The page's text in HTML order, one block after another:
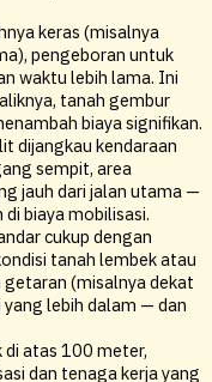
keras (misalnya
pengeboran untuk
waktu lebih lama. Ini
tanah gembur
biaya signifikan.
dijangkau kendaraan
sempit, area
jauh dari jalan utama —
biaya mobilisasi.
cukup dengan
tanah lembek atau
getaran (misalnya dekat
lebih dalam — dan
di atas 100 meter,
dan tenaga kerja yang